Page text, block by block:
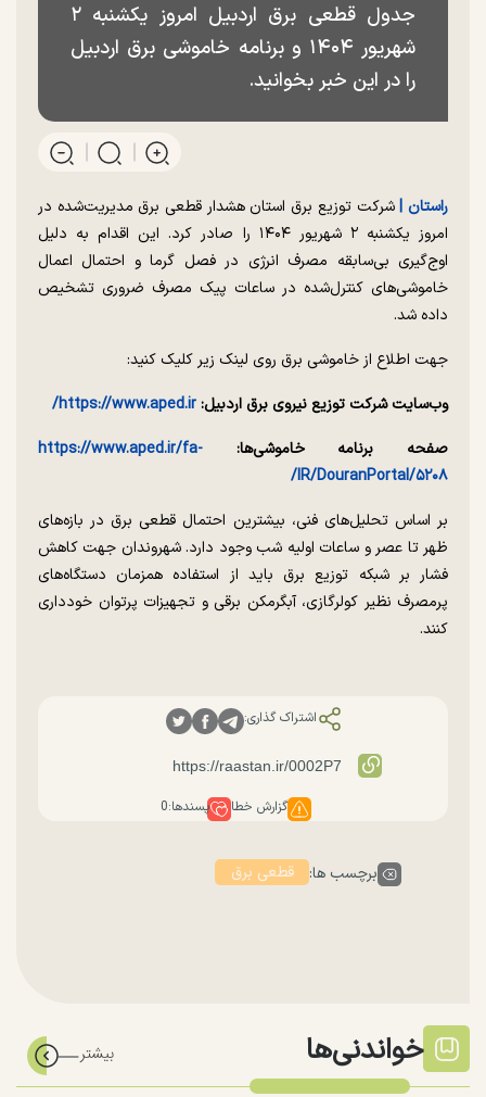
جدول قطعی برق اردبیل امروز یکشنبه ۲
شهریور ۱۴۰۴ و برنامه خاموشی برق اردبیل
را در این خبر بخوانید.
راستان | شرکت توزیع برق استان هشدار قطعی برق مدیریت‌شده در
امروز یکشنبه ۲ شهریور ۱۴۰۴ را صادر کرد. این اقدام به دلیل
اوج‌گیری بی‌سابقه مصرف انرژی در فصل گرما و احتمال اعمال
خاموشی‌های کنترل‌شده در ساعات پیک مصرف ضروری تشخیص
داده شد.
جهت اطلاع از خاموشی برق روی لینک زیر کلیک کنید:
وب‌سایت شرکت توزیع نیروی برق اردبیل:https://www.aped.ir/
صفحه برنامه خاموشی‌ها: https://www.aped.ir/fa-
IR/DouranPortal/۵۲۰۸/
بر اساس تحلیل‌های فنی، بیشترین احتمال قطعی برق در بازه‌های
ظهر تا عصر و ساعات اولیه شب وجود دارد. شهروندان جهت کاهش
فشار بر شبکه توزیع برق باید از استفاده همزمان دستگاه‌های
پرمصرف نظیر کولرگازی، آبگرمکن برقی و تجهیزات پرتوان خودداری
کنند.
اشتراک گذاری:
گزارش خطا پسندها:0
برچسب ها: قطعی برق
خواندنی‌ها